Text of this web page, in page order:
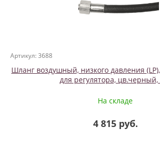
Артикул: 3688
Шланг воздушный, низкого давления
для регулятора, цв.черный,
На складе
4 815 руб.